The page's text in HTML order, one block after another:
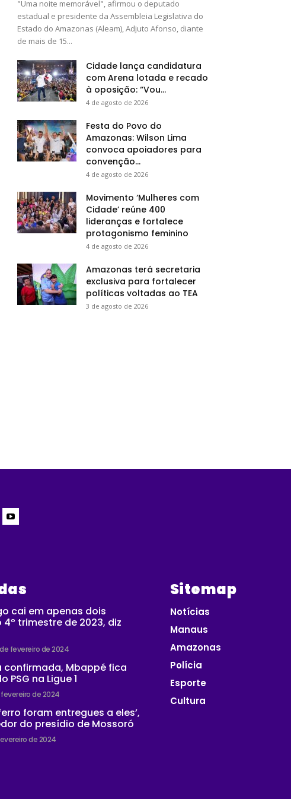
"Uma noite memorável", afirmou o deputado
estadual e presidente da Assembleia Legislativa do
Estado do Amazonas (Aleam), Adjuto Afonso, diante
de mais de 15...
Cidade lança candidatura
com Arena lotada e recado
à oposição: “Vou...
4 de agosto de 2026
Festa do Povo do
Amazonas: Wilson Lima
convoca apoiadores para
convenção...
4 de agosto de 2026
Movimento ‘Mulheres com
Cidade’ reúne 400
lideranças e fortalece
protagonismo feminino
4 de agosto de 2026
Amazonas terá secretaria
exclusiva para fortalecer
políticas voltadas ao TEA
3 de agosto de 2026
cai em apenas dois
trimestre de 2023, diz
de fevereiro de 2024
confirmada, Mbappé fica
PSG na Ligue 1
fevereiro de 2024
foram entregues a eles’,
do presídio de Mossoró
de 2024
Sitemap
Notícias
Manaus
Amazonas
Polícia
Esporte
Cultura